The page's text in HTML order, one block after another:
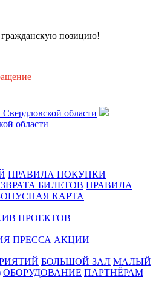
позицию!
области
области
ПРАВИЛА ПОКУПКИ
БИЛЕТОВ ПРАВИЛА
КАРТА
ПРОЕКТОВ
ПРЕССА АКЦИИ
БОЛЬШОЙ ЗАЛ МАЛЫЙ
ОБОРУДОВАНИЕ ПАРТНЁРАМ